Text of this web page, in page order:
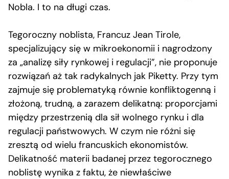
Nobla. I to na długi czas.
Tegoroczny noblista, Francuz Jean Tirole,
specjalizujący się w mikroekonomii i nagrodzony
za „analizę siły rynkowej i regulacji”, nie proponuje
rozwiązań aż tak radykalnych jak Piketty. Przy tym
zajmuje się problematyką równie konfliktogenną i
złożoną, trudną, a zarazem delikatną: proporcjami
między przestrzenią dla sił wolnego rynku i dla
regulacji państwowych. W czym nie różni się
zresztą od wielu francuskich ekonomistów.
Delikatność materii badanej przez tegorocznego
noblistę wynika z faktu, że niewłaściwe